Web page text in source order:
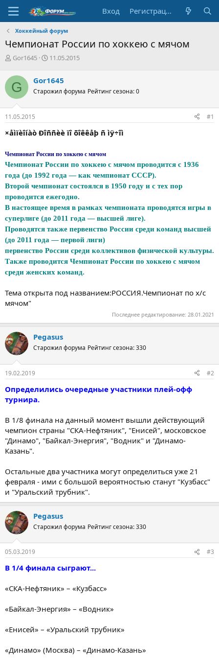
Вход Регистрация
Хоккейный форум
Чемпионат России по хоккею с мячом
А
т
о
р
т
е
м
ы
Gor1645
Д
а
н
ч
а
11.05.2015
G Gor1645
Старожил форума Рейтинг сезона: 0
11.05.2015 #1
×åìïèîíàò Ðîññèè ïî õîêêåþ ñ ìÿ÷îì
Чемпионат России по хоккею с мячом
Чемпионат России по хоккею с мячом проводится с 1936
года (до 1992 года — как чемпионат СССР).
Второй чемпионат состоялся в 1950 году и с тех пор
проводится ежегодно.
В настоящее время в рамках чемпионата проводятся игры в
суперлиге (до 2011 года — высшей лиге).
Проводятся также первенство России среди команд высшей
(до 2011 года — первой лиги)
первенство России среди коллективов физической культуры.
Также проводится Чемпионат России по хоккею с мячом
среди женских команд.
Тема открыта под названием:РОССИЯ.Чемпионат по х/с
мячом"
Последнее редактирование: 28.01.2021
Pegasus
Старожил форума Рейтинг сезона: 330
19.02.2019 #2
Определились очередные участники плей-офф
турнира.
В 1/8 финала на данный момент вышли действующий
чемпион страны "СКА-Нефтяник", "Енисей", московское
"Динамо", "Байкал-Энергия", "Водник" и "Динамо-
Казань".
Остальные два участника могут определиться уже 21
февраля - ими с большой вероятностью станут "Кузбасс"
и "Уральский трубник".
Pegasus
Старожил форума Рейтинг сезона: 330
05.03.2019 #3
В 1/4 финала сыграют...
«СКА-Нефтяник» – «Кузбасс»
«Байкал-Энергия» – «Водник»
«Енисей» – «Уральский трубник»
«Динамо» (Москва) – «Динамо-Казань»